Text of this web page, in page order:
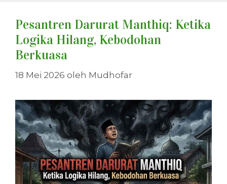
Pesantren Darurat Manthiq: Ketika
Logika Hilang, Kebodohan
Berkuasa
18 Mei 2026 oleh Mudhofar